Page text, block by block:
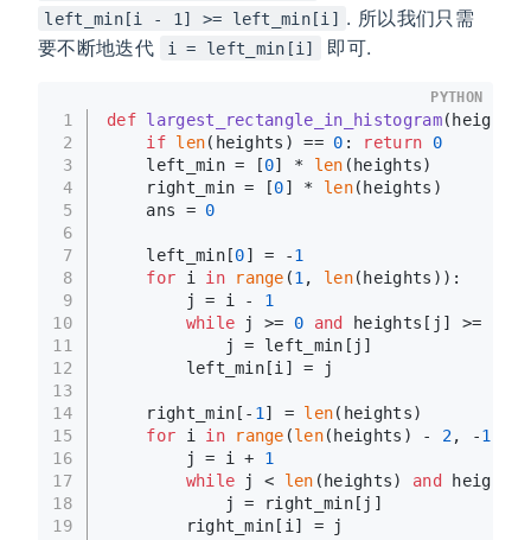
left_min[i - 1] >= left_min[i] . 所以我们只需
要不断地迭代
i = left_min[i] 即可.
1
2
3
4
5
6
7
8
9
10
11
12
13
14
15
16
17
18
19
def largest_rectangle_in_histogram( heights
if len(heights) == 0 : return
0
    left_min = [
0] * len (heights)
    right_min = [
0] * len(heights)
    ans =
0
    left_min[
0] = -1
for i in range (1 , len(heights)):
        j = i -
1
while j >= 0 and
heights[j] >=
            j = left_min[j]
        left_min[i] = j
    right_min[-
1 ] = len(heights)
for i in range (len(heights) - 2, -1
        j = i +
1
while j < len (heights) and
            j = right_min[j]
        right_min[i] = j
PYTHON